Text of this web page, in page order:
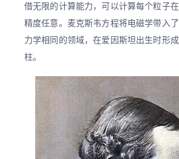
借无限的计算能力，可以计算每个粒子在
精度任意。麦克斯韦方程将电磁学带入
力学相同的领域，在爱因斯坦出生时形
柱。